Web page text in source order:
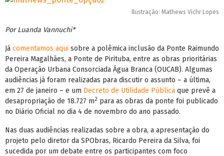
Ilustração: Mathews Vichr Lopes
Por Luanda Vannuchi*
Já comentamos aqui sobre a polêmica inclusão da Ponte Raimundo
Pereira Magalhães, a Ponte de Pirituba, entre as obras prioritárias
da Operação Urbana Consorciada Água Branca (OUCAB). Algumas
audiências já foram realizadas para discutir o assunto – a última,
em 27 de janeiro – e um Decreto de Utilidade Pública que prevê a
desapropriação de 18.727 m2 para as obras da ponte foi publicado
no Diário Oficial no dia 4 de novembro do ano passado.
Nas duas audiências realizadas sobre a obra, a apresentação do
projeto pelo diretor da SPObras, Ricardo Pereira da Silva, foi
sucedida por um debate entre os participantes com foco